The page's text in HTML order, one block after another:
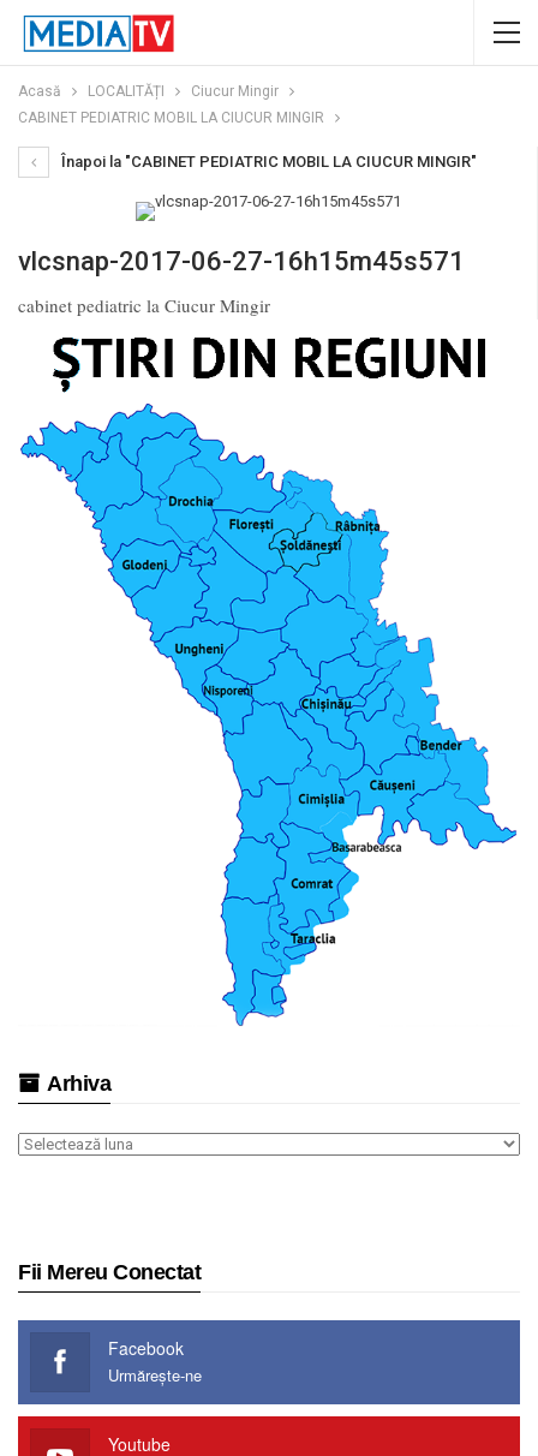
Acasă LOCALITĂȚI
Ciucur Mingir
CABINET PEDIATRIC MOBIL LA CIUCUR MINGIR
Înapoi la "CABINET PEDIATRIC MOBIL LA CIUCUR MINGIR"
vlcsnap-2017-06-27-16h15m45s571
cabinet pediatric la Ciucur Mingir
Arhiva
Arhiva
Fii Mereu Conectat
Facebook
Urmărește-ne
Youtube